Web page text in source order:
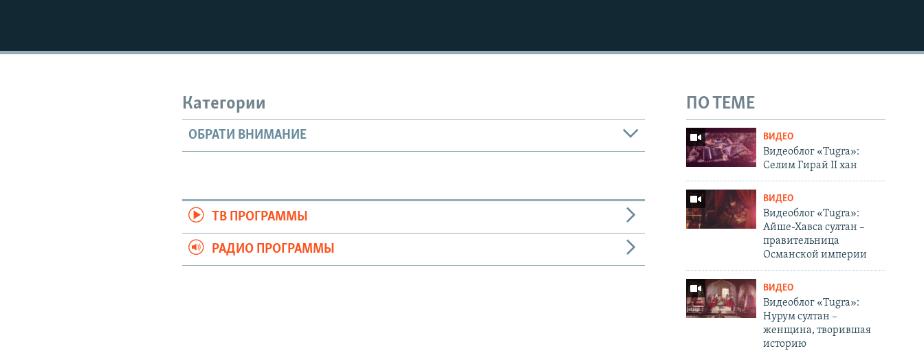
ПО ТЕМЕ
ВИДЕО
Видеоблог «Tugra»:
Селим Гирай II хан
ВИДЕО
Видеоблог «Tugra»:
Айше-Хавса султан –
правительница
Османской империи
ВИДЕО
Видеоблог «Tugra»:
Нурум султан –
женщина, творившая
историю
Категории
ОБРАТИ ВНИМАНИЕ
ТВ ПРОГРАММЫ
РАДИО ПРОГРАММЫ